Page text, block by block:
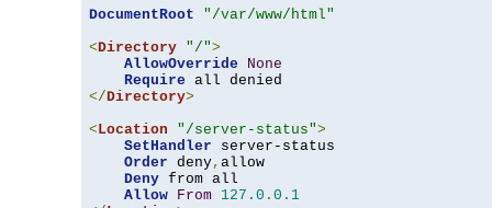
DocumentRoot
"/var/www/html"
<Directory "/">
AllowOverride
None
Require
</Directory>
<Location "/server-status">
SetHandler server-status
Order deny, allow
Deny from all
Allow From 127.0 . 0.1